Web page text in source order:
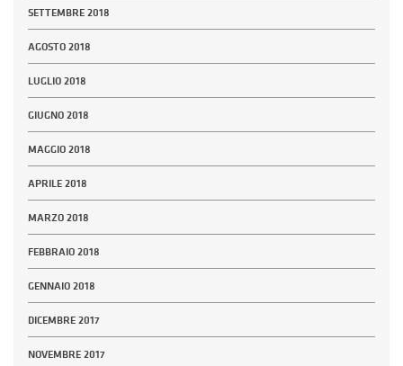
SETTEMBRE 2018
AGOSTO 2018
LUGLIO 2018
GIUGNO 2018
MAGGIO 2018
APRILE 2018
MARZO 2018
FEBBRAIO 2018
GENNAIO 2018
DICEMBRE 2017
NOVEMBRE 2017